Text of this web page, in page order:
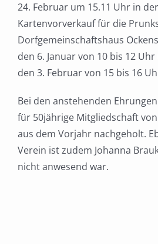
24. Februar um 15.11 Uhr in
Kartenvorverkauf für die
Dorfgemeinschaftshaus
den 6. Januar von 10 bis 12
den 3. Februar von 15 bis 16
Bei den anstehenden
für 50jährige Mitgliedschaft
aus dem Vorjahr nachgeholt.
Verein ist zudem Johanna
nicht anwesend war.